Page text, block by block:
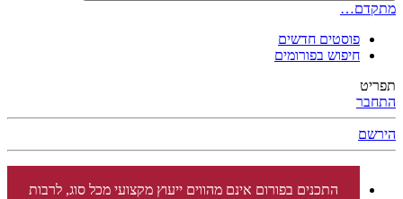
מתקדם…
פוסטים חדשים
חיפוש בפורומים
תפריט
התחבר
הירשם
התכנים בפורום אינם מהווים ייעוץ מקצועי מכל סוג, לרבות